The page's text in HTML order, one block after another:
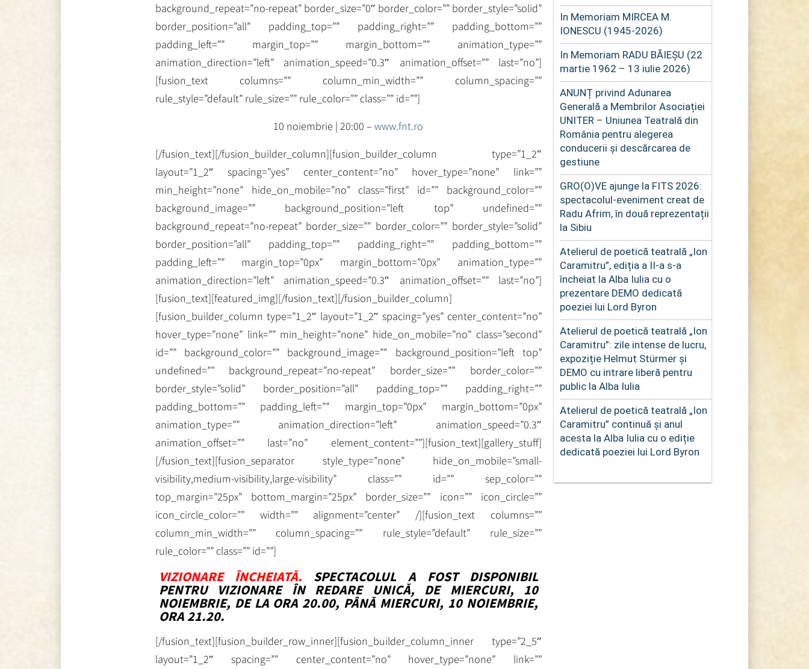
In Memoriam MIRCEA M.
IONESCU (1945-2026)
In Memoriam RADU BĂIEȘU (22
martie 1962 – 13 iulie 2026)
ANUNȚ privind Adunarea
Generală a Membrilor Asociației
UNITER – Uniunea Teatrală din
România pentru alegerea
conducerii și descărcarea de
gestiune
GRO(O)VE ajunge la FITS 2026:
spectacolul-eveniment creat de
Radu Afrim, în două reprezentații
la Sibiu
Atelierul de poetică teatrală „Ion
Caramitru”, ediția a II-a s-a
încheiat la Alba Iulia cu o
prezentare DEMO dedicată
poeziei lui Lord Byron
Atelierul de poetică teatrală „Ion
Caramitru”: zile intense de lucru,
expoziție Helmut Stürmer și
DEMO cu intrare liberă pentru
public la Alba Iulia
Atelierul de poetică teatrală „Ion
Caramitru” continuă și anul
acesta la Alba Iulia cu o ediție
dedicată poeziei lui Lord Byron
background_repeat=”no-repeat” border_size=”0″ border_color=”” border_style=”solid”
border_position=”all” padding_top=”” padding_right=”” padding_bottom=””
padding_left=”” margin_top=”” margin_bottom=”” animation_type=””
animation_direction=”left” animation_speed=”0.3″ animation_offset=”” last=”no”]
[fusion_text columns=”” column_min_width=”” column_spacing=””
rule_style=”default” rule_size=”” rule_color=”” class=”” id=””]
10 noiembrie | 20:00 –www.fnt.ro
[/fusion_text][/fusion_builder_column][fusion_builder_column type=”1_2″
layout=”1_2″ spacing=”yes” center_content=”no” hover_type=”none” link=””
min_height=”none” hide_on_mobile=”no” class=”first” id=”” background_color=””
background_image=”” background_position=”left top” undefined=””
background_repeat=”no-repeat” border_size=”” border_color=”” border_style=”solid”
border_position=”all” padding_top=”” padding_right=”” padding_bottom=””
padding_left=”” margin_top=”0px” margin_bottom=”0px” animation_type=””
animation_direction=”left” animation_speed=”0.3″ animation_offset=”” last=”no”]
[fusion_text][featured_img][/fusion_text][/fusion_builder_column]
[fusion_builder_column type=”1_2″ layout=”1_2″ spacing=”yes” center_content=”no”
hover_type=”none” link=”” min_height=”none” hide_on_mobile=”no” class=”second”
id=”” background_color=”” background_image=”” background_position=”left top”
undefined=”” background_repeat=”no-repeat” border_size=”” border_color=””
border_style=”solid” border_position=”all” padding_top=”” padding_right=””
padding_bottom=”” padding_left=”” margin_top=”0px” margin_bottom=”0px”
animation_type=”” animation_direction=”left” animation_speed=”0.3″
animation_offset=”” last=”no” element_content=””][fusion_text][gallery_stuff]
[/fusion_text][fusion_separator style_type=”none” hide_on_mobile=”small-
visibility,medium-visibility,large-visibility” class=”” id=”” sep_color=””
top_margin=”25px” bottom_margin=”25px” border_size=”” icon=”” icon_circle=””
icon_circle_color=”” width=”” alignment=”center” /][fusion_text columns=””
column_min_width=”” column_spacing=”” rule_style=”default” rule_size=””
rule_color=”” class=”” id=””]
VIZIONARE ÎNCHEIATĂ. SPECTACOLUL A FOST DISPONIBIL
PENTRU VIZIONARE ÎN REDARE UNICĂ, DE MIERCURI, 10
NOIEMBRIE, DE LA ORA 20.00, PÂNĂ MIERCURI, 10 NOIEMBRIE,
ORA 21.20.
[/fusion_text][fusion_builder_row_inner][fusion_builder_column_inner type=”2_5″
layout=”1_2″ spacing=”” center_content=”no” hover_type=”none” link=””